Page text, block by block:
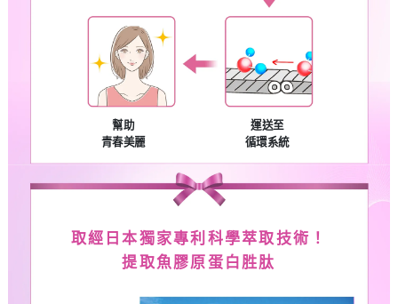
幫助
青春美麗
運送至
循環系統
取經日本獨家專利科學萃取技術！
提取魚膠原蛋白胜肽